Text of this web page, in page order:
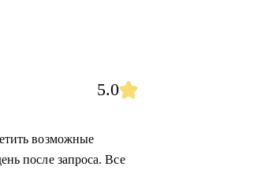
5.0
возможные
после запроса. Все